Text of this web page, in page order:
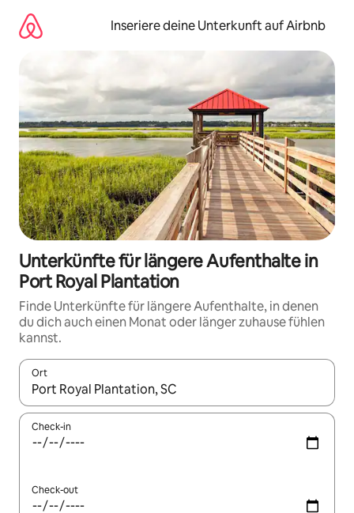
Inhalten
springen
Inseriere deine Unterkunft auf Airbnb
Unterkünfte für längere Aufenthalte in
Port Royal Plantation
Finde Unterkünfte für längere Aufenthalte, in denen
du dich auch einen Monat oder länger zuhause fühlen
kannst.
Ort
Wenn Ergebnisse verfügbar sind, navigiere mit den
Check-in
Check-out